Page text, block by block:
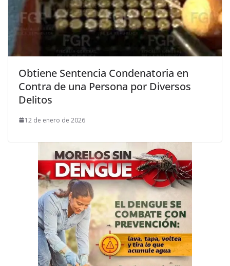
Obtiene Sentencia Condenatoria en
Contra de una Persona por Diversos
Delitos
12 de enero de 2026